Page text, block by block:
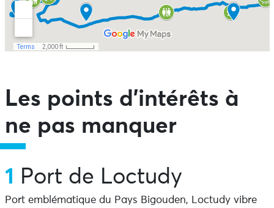
Les points d’intérêts à
ne pas manquer
1 Port de Loctudy
Port emblématique du Pays Bigouden, Loctudy vibre